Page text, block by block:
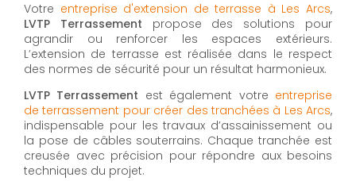
Votre entreprise d'extension de terrasse à Les Arcs,
LVTP Terrassement propose des solutions pour
agrandir ou renforcer les espaces extérieurs.
L’extension de terrasse est réalisée dans le respect
des normes de sécurité pour un résultat harmonieux.
LVTP Terrassement est également votre entreprise
de terrassement pour créer des tranchées à Les Arcs,
indispensable pour les travaux d’assainissement ou
la pose de câbles souterrains. Chaque tranchée est
creusée avec précision pour répondre aux besoins
techniques du projet.